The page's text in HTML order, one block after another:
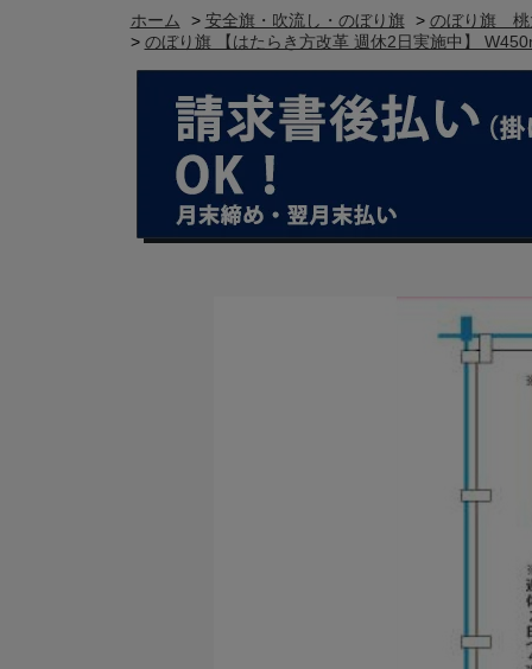
ホーム > 安全旗・吹流し・のぼり旗 > のぼり旗 桃
> のぼり旗 【はたらき方改革 週休2日実施中】